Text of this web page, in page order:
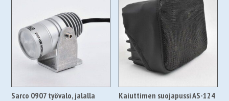
Sarco 0907 työvalo, jalalla Kaiuttimen suojapussi AS-124